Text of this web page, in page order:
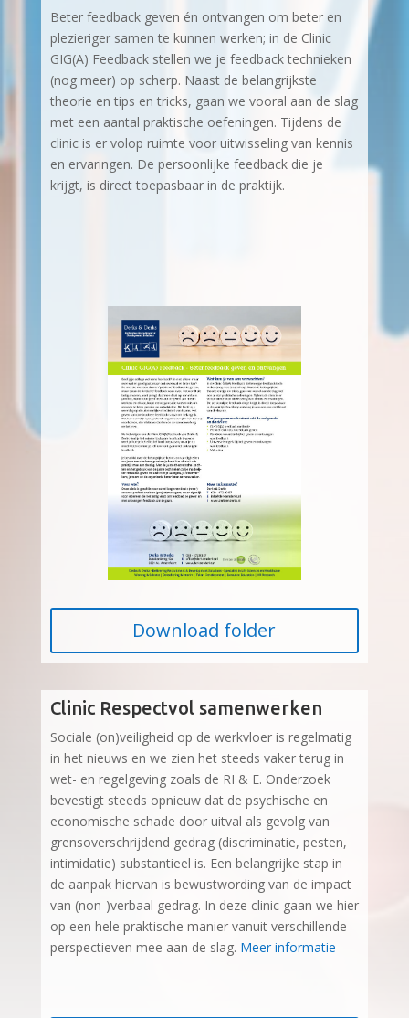
Beter feedback geven én ontvangen om beter en
plezieriger samen te kunnen werken; in de Clinic
GIG(A) Feedback stellen we je feedback technieken
(nog meer) op scherp. Naast de belangrijkste
theorie en tips en tricks, gaan we vooral aan de slag
met een aantal praktische oefeningen. Tijdens de
clinic is er volop ruimte voor uitwisseling van kennis
en ervaringen. De persoonlijke feedback die je
krijgt, is direct toepasbaar in de praktijk.
Download folder
Clinic Respectvol samenwerken
Sociale (on)veiligheid op de werkvloer is regelmatig
in het nieuws en we zien het steeds vaker terug in
wet- en regelgeving zoals de RI & E. Onderzoek
bevestigt steeds opnieuw dat de psychische en
economische schade door uitval als gevolg van
grensoverschrijdend gedrag (discriminatie, pesten,
intimidatie) substantieel is. Een belangrijke stap in
de aanpak hiervan is bewustwording van de impact
van (non-)verbaal gedrag. In deze clinic gaan we hier
op een hele praktische manier vanuit verschillende
perspectieven mee aan de slag. Meer informatie